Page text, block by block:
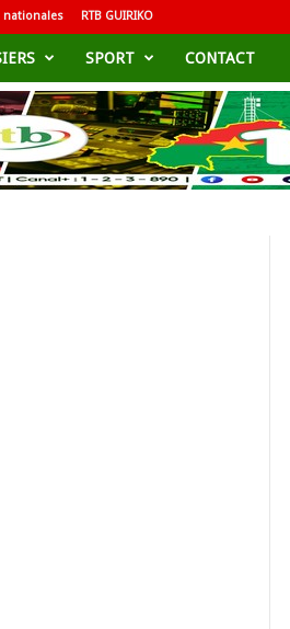
nationales RTB GUIRIKO
SPORT CONTACT